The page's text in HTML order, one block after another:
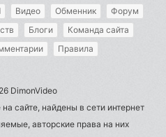
Видео Обменник
Форум
Блоги
Команда сайта
Правила
DimonVideo
сайте, найдены в сети интернет
авторские права на них